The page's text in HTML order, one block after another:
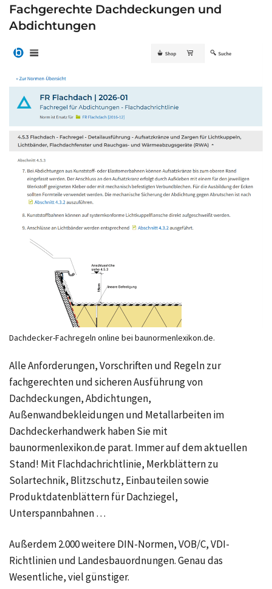
Fachgerechte Dachdeckungen und
Abdichtungen
Dachdecker-Fachregeln online bei baunormenlexikon.de.
Alle Anforderungen, Vorschriften und Regeln zur
fachgerechten und sicheren Ausführung von
Dachdeckungen, Abdichtungen,
Außenwandbekleidungen und Metallarbeiten im
Dachdeckerhandwerk haben Sie mit
baunormenlexikon.de parat. Immer auf dem aktuellen
Stand! Mit Flachdachrichtlinie, Merkblättern zu
Solartechnik, Blitzschutz, Einbauteilen sowie
Produktdatenblättern für Dachziegel,
Unterspannbahnen …
Außerdem 2.000 weitere DIN-Normen, VOB/C, VDI-
Richtlinien und Landesbauordnungen. Genau das
Wesentliche, viel günstiger.